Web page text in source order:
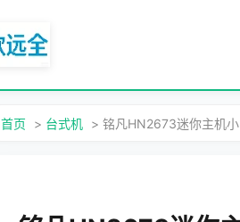
首页 > 台式机 > 铭凡HN2673迷你主机小